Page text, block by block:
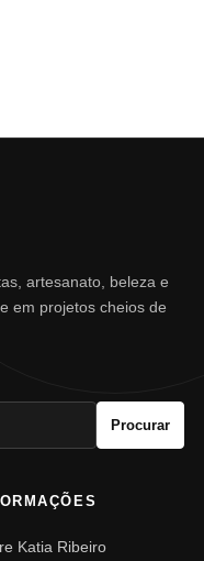
artesanato, beleza e
em projetos cheios de
Procurar
Katia Ribeiro